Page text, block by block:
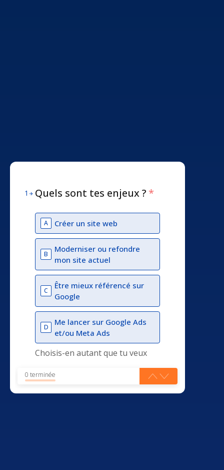
1 Quels sont tes enjeux ? *
A Créer un site web
B
Moderniser ou refondre
mon site actuel
C
Être mieux référencé sur
Google
D
Me lancer sur Google Ads
et/ou Meta Ads
Choisis-en autant que tu veux
0 terminée